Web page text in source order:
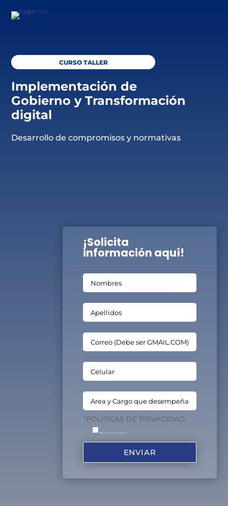
CURSO TALLER
Implementación de
Gobierno y Transformación
digital
Desarrollo de compromisos y normativas
¡Solicita
información aquí!
*POLÍTICAS DE PRIVACIDAD
Acepto las políticas de privacidad de INGENIA C. y C.